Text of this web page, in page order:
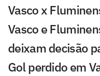
Vasco x
Vasco e
deixam decisão
Gol perdido em